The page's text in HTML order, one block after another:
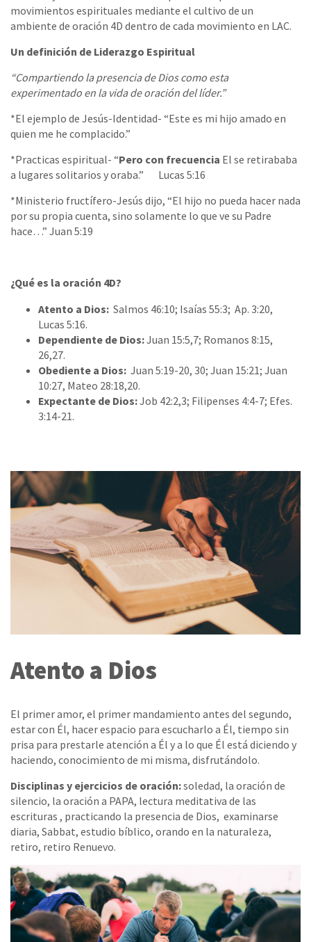
movimientos espirituales mediante el cultivo de un
ambiente de oración 4D dentro de cada movimiento en LAC.
Un definición de Liderazgo Espiritual
“Compartiendo la presencia de Dios como esta
experimentado en la vida de oración del líder.”
*El ejemplo de Jesús-Identidad- “Este es mi hijo amado en
quien me he complacido.”
*Practicas espiritual- “Pero con frecuencia El se retirababa
a lugares solitarios y oraba.” Lucas 5:16
*Ministerio fructífero-Jesús dijo, “El hijo no pueda hacer nada
por su propia cuenta, sino solamente lo que ve su Padre
hace…” Juan 5:19
¿Qué es la oración 4D?
Atento a Dios: Salmos 46:10; Isaías 55:3; Ap. 3:20,
Lucas 5:16.
Dependiente de Dios:Juan 15:5,7; Romanos 8:15,
26,27.
Obediente a Dios: Juan 5:19-20, 30; Juan 15:21; Juan
10:27, Mateo 28:18,20.
Expectante de Dios:Job 42:2,3; Filipenses 4:4-7; Efes.
3:14-21.
Atento a Dios
El primer amor, el primer mandamiento antes del segundo,
estar con Él, hacer espacio para escucharlo a Él, tiempo sin
prisa para prestarle atención a Él y a lo que Él está diciendo y
haciendo, conocimiento de mi misma, disfrutándolo.
Disciplinas y ejercicios de oración:soledad, la oración de
silencio, la oración a PAPA, lectura meditativa de las
escrituras , practicando la presencia de Dios, examinarse
diaria, Sabbat, estudio bíblico, orando en la naturaleza,
retiro, retiro Renuevo.